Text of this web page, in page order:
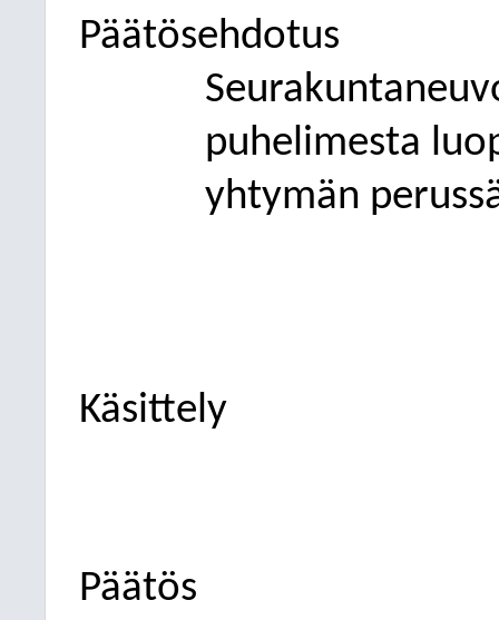
Päätösehdotus
puhelimesta
yhtymän
Käsittely
Päätös